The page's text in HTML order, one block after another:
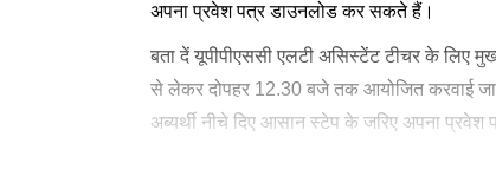
अपना प्रवेश पत्र डाउनलोड कर सकते हैं।
बता दें यूपीपीएससी एलटी असिस्टेंट टीचर के लिए
से लेकर दोपहर 12.30 बजे तक आयोजित करवाई
अब्यर्थी नीचे दिए आसान स्टेप के जरिए अपना